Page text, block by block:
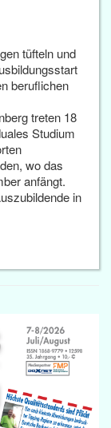
tüfteln und
beruflichen
treten 18
Studium
wo das
anfängt.
in